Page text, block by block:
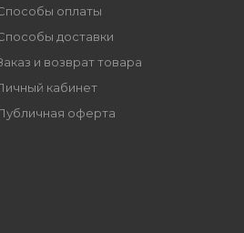
оплаты
доставки
и возврат товара
кабинет
оферта